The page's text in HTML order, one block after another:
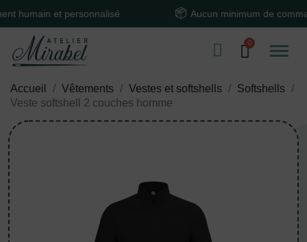
et personnalisé Aucun minimum de commande
Accueil Vêtements Vestes et softshells
Softshells
Veste softshell 2 couches homme